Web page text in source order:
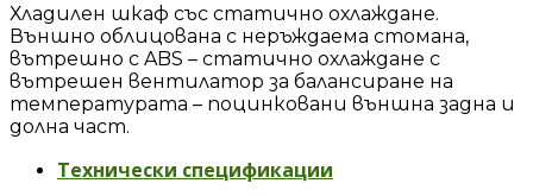
Хладилен шкаф със статично охлаждане.
Външно облицована с неръждаема стомана,
вътрешно с ABS – статично охлаждане с
вътрешен вентилатор за балансиране на
температурата – поцинковани външнa задна и
долна част.
Технически спецификации